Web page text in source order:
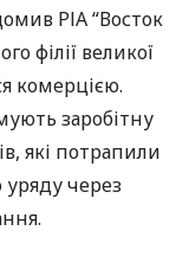
РІА“Восток
філії великої
комерцією.
заробітну
які потрапили
уряду через